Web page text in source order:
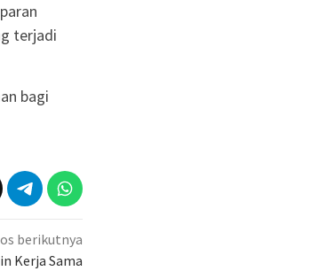
terjadi
bagi
berikutnya
Kerja Sama